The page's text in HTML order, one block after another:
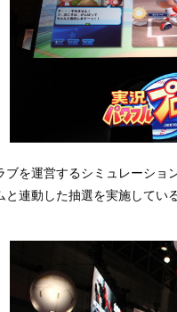
ブを運営するシミュレーショ
と連動した抽選を実施してい